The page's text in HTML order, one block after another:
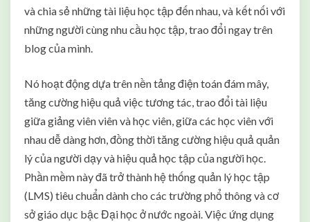
và chia sẻ những tài liệu học tập đến nhau, và kết nối với
những người cùng nhu cầu học tập, trao đổi ngay trên
blog của mình.
Nó hoạt động dựa trên nền tảng điện toán đám mây,
tăng cường hiệu quả việc tương tác, trao đổi tài liệu
giữa giảng viên viên và học viên, giữa các học viên với
nhau dễ dàng hơn, đồng thời tăng cường hiệu quả quản
lý của người dạy và hiệu quả học tập của người học.
Phần mềm này đã trở thành hệ thống quản lý học tập
(LMS) tiêu chuẩn dành cho các trường phổ thông và cơ
sở giáo dục bậc Đại học ở nước ngoài. Việc ứng dụng